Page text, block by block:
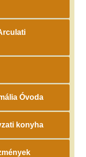
Óvoda
konyha